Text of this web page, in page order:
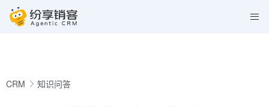
CRM 知识问答